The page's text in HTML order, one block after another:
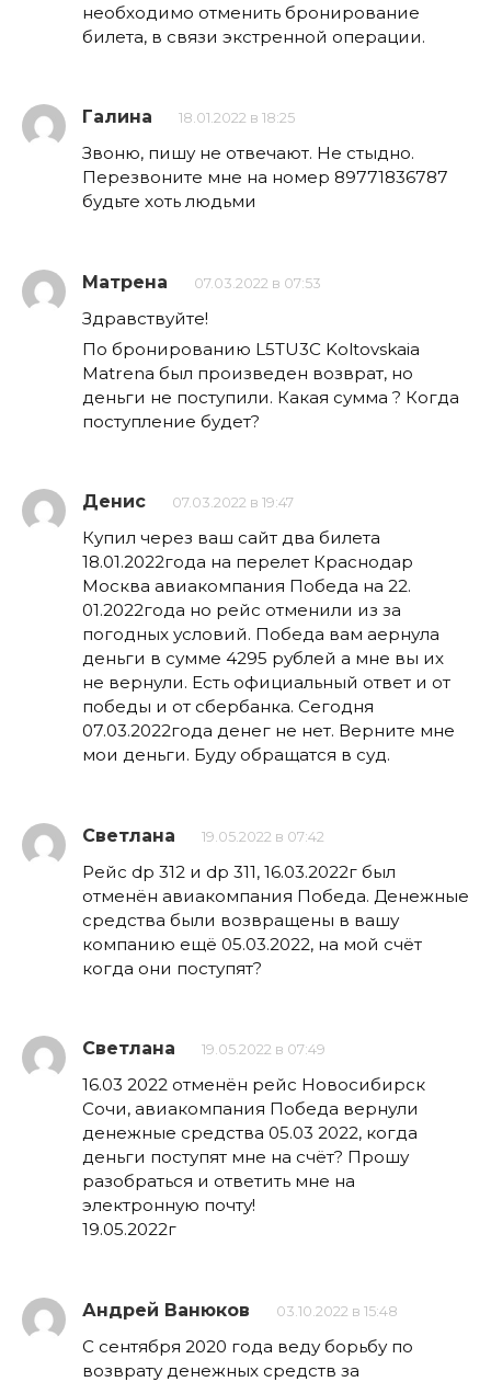
необходимо отменить бронирование
билета, в связи экстренной операции.
Галина 18.01.2022 в 18:25
Звоню, пишу не отвечают. Не стыдно.
Перезвоните мне на номер 89771836787
будьте хоть людьми
Матрена 07.03.2022 в 07:53
Здравствуйте!
По бронированию L5TU3C Koltovskaia
Matrena был произведен возврат, но
деньги не поступили. Какая сумма ? Когда
поступление будет?
Денис 07.03.2022 в 19:47
Купил через ваш сайт два билета
18.01.2022года на перелет Краснодар
Москва авиакомпания Победа на 22.
01.2022года но рейс отменили из за
погодных условий. Победа вам аернула
деньги в сумме 4295 рублей а мне вы их
не вернули. Есть официальный ответ и от
победы и от сбербанка. Сегодня
07.03.2022года денег не нет. Верните мне
мои деньги. Буду обращатся в суд.
Светлана 19.05.2022 в 07:42
Рейс dp 312 и dp 311, 16.03.2022г был
отменён авиакомпания Победа. Денежные
средства были возвращены в вашу
компанию ещё 05.03.2022, на мой счёт
когда они поступят?
Светлана 19.05.2022 в 07:49
16.03 2022 отменён рейс Новосибирск
Сочи, авиакомпания Победа вернули
денежные средства 05.03 2022, когда
деньги поступят мне на счёт? Прошу
разобраться и ответить мне на
электронную почту!
19.05.2022г
Андрей Ванюков 03.10.2022 в 15:48
С сентября 2020 года веду борьбу по
возврату денежных средств за